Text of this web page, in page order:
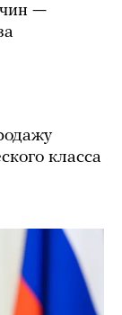
—
класса